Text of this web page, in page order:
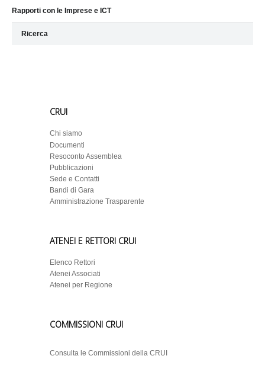
Rapporti con le Imprese e ICT
Ricerca
CRUI
Chi siamo
Documenti
Resoconto Assemblea
Pubblicazioni
Sede e Contatti
Bandi di Gara
Amministrazione Trasparente
ATENEI E RETTORI CRUI
Elenco Rettori
Atenei Associati
Atenei per Regione
COMMISSIONI CRUI
Consulta le Commissioni della CRUI